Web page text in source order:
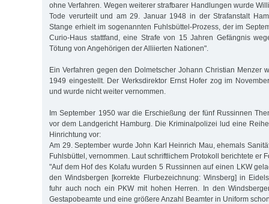
ohne Verfahren. Wegen weiterer strafbarer Handlungen wurde
Tode verurteilt und am 29. Januar 1948 in der Strafanstalt
Stange erhielt im sogenannten Fuhlsbüttel-Prozess, der im
Curio-Haus stattfand, eine Strafe von 15 Jahren Gefängnis
Tötung von Angehörigen der Alliierten Nationen".
Ein Verfahren gegen den Dolmetscher Johann Christian Menzer
1949 eingestellt. Der Werksdirektor Ernst Hofer zog im
und wurde nicht weiter vernommen.
Im September 1950 war die Erschießung der fünf Russinnen
vor dem Landgericht Hamburg. Die Kriminalpolizei lud eine
Hinrichtung vor:
Am 29. September wurde John Karl Heinrich Mau, ehemals
Fuhlsbüttel, vernommen. Laut schriftlichem Protokoll berichtete er
"Auf dem Hof des Kolafu wurden 5 Russinnen auf einen LKW
den Windsbergen [korrekte Flurbezeichnung: Winsberg] in
fuhr auch noch ein PKW mit hohen Herren. In den
Gestapobeamte und eine größere Anzahl Beamter in Uniform